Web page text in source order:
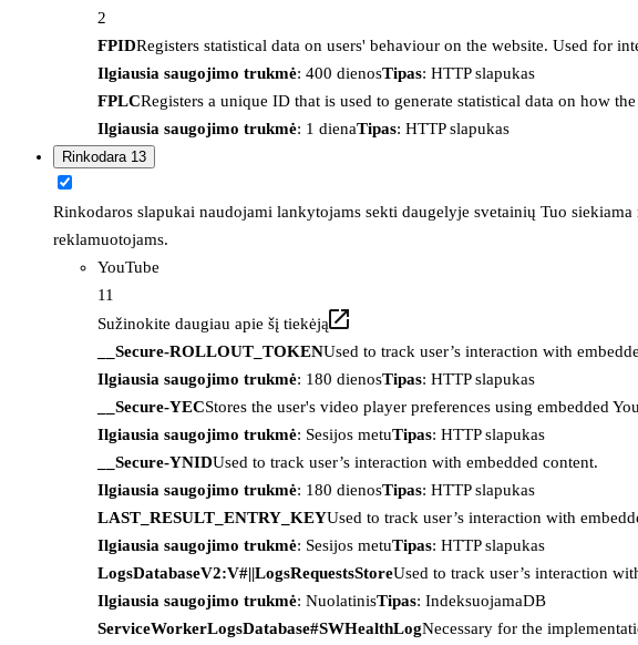
2
FPIDRegisters statistical data on users' behaviour on the website. Used for
Ilgiausia saugojimo trukmė: 400 dienosTipas: HTTP slapukas
FPLCRegisters a unique ID that is used to generate statistical data on how
Ilgiausia saugojimo trukmė: 1 dienaTipas: HTTP slapukas
Rinkodara 13
Rinkodaros slapukai naudojami lankytojams sekti daugelyje svetainių Tuo
reklamuotojams.
YouTube
11
Sužinokite daugiau apie šį tiekėją
__Secure-ROLLOUT_TOKENUsed to track user’s interaction with
Ilgiausia saugojimo trukmė: 180 dienosTipas: HTTP slapukas
__Secure-YECStores the user's video player preferences using embedded
Ilgiausia saugojimo trukmė: Sesijos metuTipas: HTTP slapukas
__Secure-YNIDUsed to track user’s interaction with embedded content.
Ilgiausia saugojimo trukmė: 180 dienosTipas: HTTP slapukas
LAST_RESULT_ENTRY_KEYUsed to track user’s interaction with
Ilgiausia saugojimo trukmė: Sesijos metuTipas: HTTP slapukas
LogsDatabaseV2:V#||LogsRequestsStoreUsed to track user’s interaction
Ilgiausia saugojimo trukmė: NuolatinisTipas: IndeksuojamaDB
ServiceWorkerLogsDatabase#SWHealthLogNecessary for the